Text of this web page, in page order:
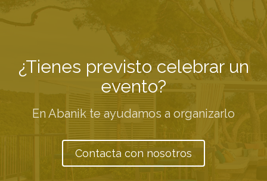
¿Tienes previsto celebrar un
evento?
En Abanik te ayudamos a organizarlo
Contacta con nosotros